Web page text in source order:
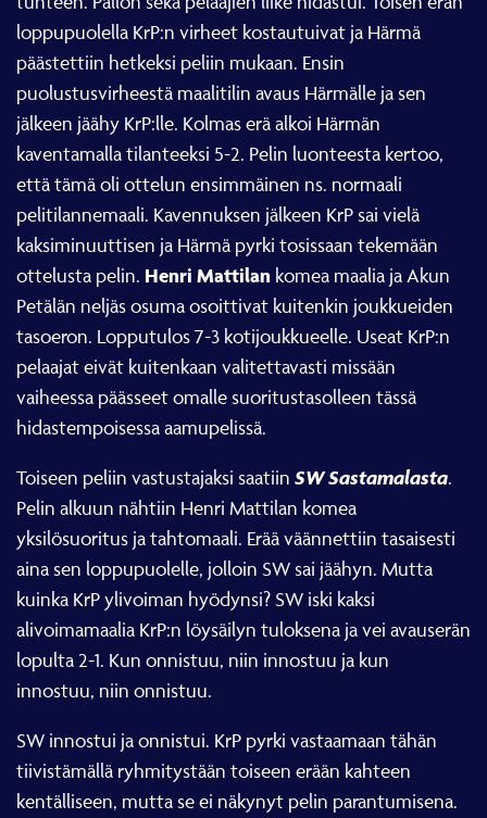
loppupuolella KrP:n virheet kostautuivat ja Härmä
päästettiin hetkeksi peliin mukaan. Ensin
puolustusvirheestä maalitilin avaus Härmälle ja sen
jälkeen jäähy KrP:lle. Kolmas erä alkoi Härmän
kaventamalla tilanteeksi 5-2. Pelin luonteesta kertoo,
että tämä oli ottelun ensimmäinen ns. normaali
pelitilannemaali. Kavennuksen jälkeen KrP sai vielä
kaksiminuuttisen ja Härmä pyrki tosissaan tekemään
ottelusta pelin. Henri Mattilan komea maalia ja Akun
Petälän neljäs osuma osoittivat kuitenkin joukkueiden
tasoeron. Lopputulos 7-3 kotijoukkueelle. Useat KrP:n
pelaajat eivät kuitenkaan valitettavasti missään
vaiheessa päässeet omalle suoritustasolleen tässä
hidastempoisessa aamupelissä.
Toiseen peliin vastustajaksi saatiin SW Sastamalasta.
Pelin alkuun nähtiin Henri Mattilan komea
yksilösuoritus ja tahtomaali. Erää väännettiin tasaisesti
aina sen loppupuolelle, jolloin SW sai jäähyn. Mutta
kuinka KrP ylivoiman hyödynsi? SW iski kaksi
alivoimamaalia KrP:n löysäilyn tuloksena ja vei avauserän
lopulta 2-1. Kun onnistuu, niin innostuu ja kun
innostuu, niin onnistuu.
SW innostui ja onnistui. KrP pyrki vastaamaan tähän
tiivistämällä ryhmitystään toiseen erään kahteen
kentälliseen, mutta se ei näkynyt pelin parantumisena.